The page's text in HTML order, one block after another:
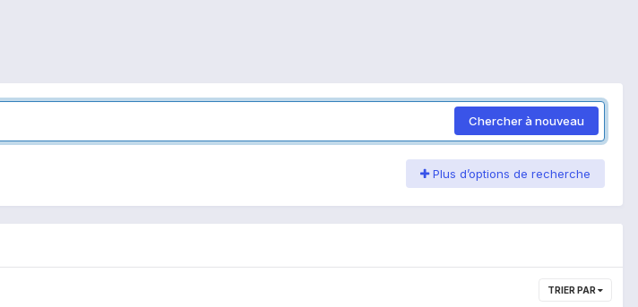
Chercher à nouveau
Plus d’options de recherche
TRIER PAR